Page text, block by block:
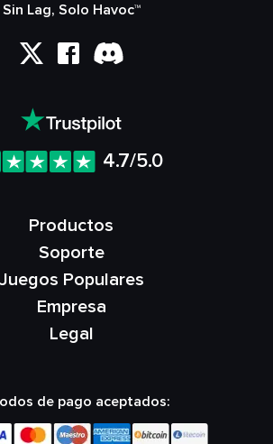
Sin Lag, Solo Havoc™
4.7/5.0
Productos
Soporte
Juegos Populares
Empresa
Legal
de pago aceptados: